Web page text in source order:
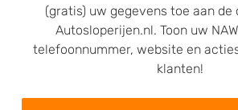
(gratis) uw gegevens toe aan de
Autosloperijen.nl. Toon uw
telefoonnummer, website en
klanten!